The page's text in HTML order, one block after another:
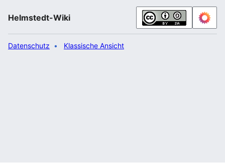
Helmstedt-Wiki
Datenschutz Klassische Ansicht